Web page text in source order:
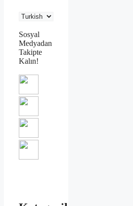
Sosyal
Medyadan
Takipte
Kalın!